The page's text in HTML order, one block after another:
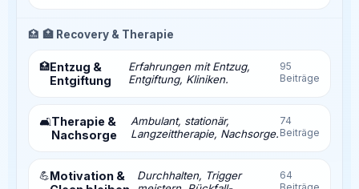
🏥 🏥 Recovery & Therapie
🏥Entzug &
Entgiftung
Erfahrungen mit Entzug,
Entgiftung, Kliniken.
95
Beiträge
🛋️Therapie &
Nachsorge
Ambulant, stationär,
Langzeittherapie, Nachsorge.
74
Beiträge
💪Motivation &
Durchhalten, Trigger
64